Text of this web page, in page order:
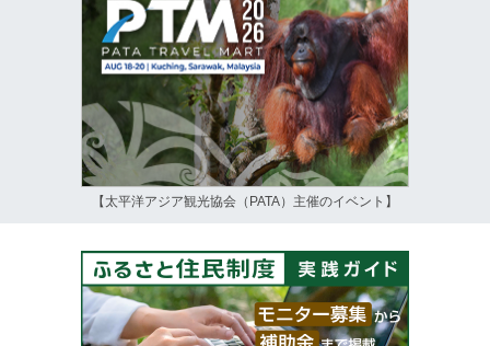
【太平洋アジア観光協会（PATA）主催のイベント】